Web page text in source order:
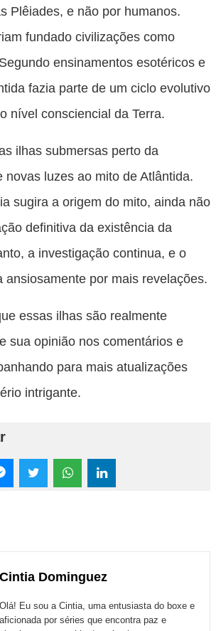
Plêiades, e não por humanos.
fundado civilizações como
ensinamentos esotéricos e
fazia parte de um ciclo evolutivo
nível consciencial da Terra.
ilhas submersas perto da
novas luzes ao mito de Atlântida.
sugira a origem do mito, ainda não
definitiva da existência da
a investigação continua, e o
ansiosamente por mais revelações.
essas ilhas são realmente
sua opinião nos comentários e
para mais atualizações
intrigante.
Messenger
TwitterWhatsAppLinkedIn
Cintia Dominguez
Olá! Eu sou a Cintia, uma entusiasta do boxe e
aficionada por séries que encontra paz e